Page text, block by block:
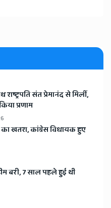
राष्ट्रपति संत प्रेमानंद से मिलीं,
प्रणाम
का खतरा, कांग्रेस विधायक हुए
बरी, 7 साल पहले हुई थी